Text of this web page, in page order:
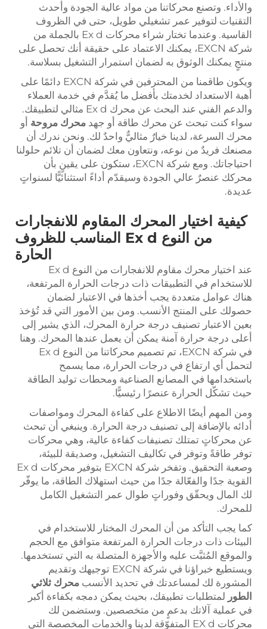
والأداء. وتصنع محركاتنا من مواد عالية الجودة وأحدث
التقنيات لتوفير عمر تشغيلي طويل، حتى في الظروف
القاسية. وعندما تختار شراء محركات Ex d بالجملة من
شركة EXCN، يمكنك الاعتماد على حقيقة أنك تحصل على
منتجٍ يمكنك الوثوق به لضمان استمرار التشغيل بسلاسة.
ويكون طاقمنا من المحترفين في شركة EXCN دائمًا على
أهبة الاستعداد لخدمتك بأفضل ما يُقدَّم في خدمة العملاء
والدعم الفني عند البحث عن محرك Ex d مثالي لتطبيقك.
سواء كنت تبحث عن محرك طاقة أو جهد محرك مروحة أو
محرك السرعة، لدينا خيارٌ مثاليٌّ واحدٌ لك. ونحن ندرك أن
مصنعك فريدٌ من نوعه، ونتعاون معك لضمان أن تلائم حلولنا
احتياجاتك. ومع شركة EXCN، ستكون على يقينٍ بأن
محركك عنصرٌ عالي الجودة وسيقدّم أداءً استثنائيًّا لسنواتٍ
عديدة.
كيفية اختيار المحرك المقاوم للانفجارات
من النوع Ex d المناسب للظروف
الحارة
عند اختيار محرك مقاوم للانفجارات من النوع Ex d
للاستخدام في التطبيقات ذات درجات الحرارة المرتفعة،
هناك عوامل متعددة يجب أخذها في الاعتبار لضمان
حصولك على المنتج الأنسب. ومن بين الأمور التي قد تُؤخذ
بعين الاعتبار تصنيف درجة حرارة المحرك، الذي يشير إلى
أعلى درجة حرارة آمنة يمكن أن يعمل عندها المحرك. وهنا
في شركة EXCN، تم تصميم محركاتنا من النوع Ex d
لتحمل أي ارتفاع في درجات الحرارة، مما يسمح
باستخدامها في المصانع الصناعية ومحطات توليد الطاقة
حيث تشكّل الحرارة عنصرًا رئيسيًّا.
ومن المهم أيضًا الاطلاع على كفاءة المحرك ومواصفات
أدائه بالإضافة إلى تصنيف درجة الحرارة. وينبغي أن تبحث
عن محركاتٍ تمتلك تصنيفات كفاءة عالية، وهي محركات
توفر طاقةً وتوفر في تكاليف التشغيل، وصديقة للبيئة،
وصعبة التحقيق. وتفخر شركة EXCN بتوفير محركات Ex d
القوية جدًا والفعّالة جدًا من حيث استهلاك الطاقة، ما يوفّر
لك المال ويحقّق وفوراتٍ طوال عمر التشغيل الكامل
للمحرك.
كما يجب التأكد من أن المحرك المختار للاستخدام في
البيئات ذات درجات الحرارة المرتفعة متوافق مع الحجم
والموقع المُثبَّت عليه والأجهزة المتصلة به التي تستخدمها.
ويستطيع خبراؤنا في شركة EXCN توجيهك وتقديم
المشورة لك لمساعدتك في تحديد الأنسب محرك ثلاثي
الطور لمتطلبات تطبيقك، بحيث يمكن دمجه بكفاءة أكبر
في عملية آلاتك بدعمٍ من متخصصين. وستضمن لك
محركات EX d المتفوّقة لدينا والخدمات المخصصة التي